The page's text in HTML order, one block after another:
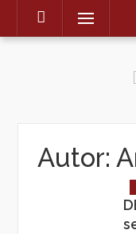
Skip
Menu
Autor: